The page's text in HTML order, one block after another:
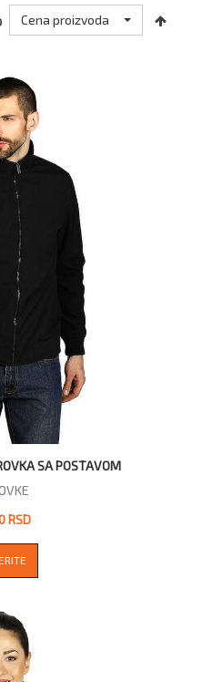
Cena proizvoda
SA POSTAVOM
RSD